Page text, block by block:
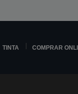
TINTA COMPRAR